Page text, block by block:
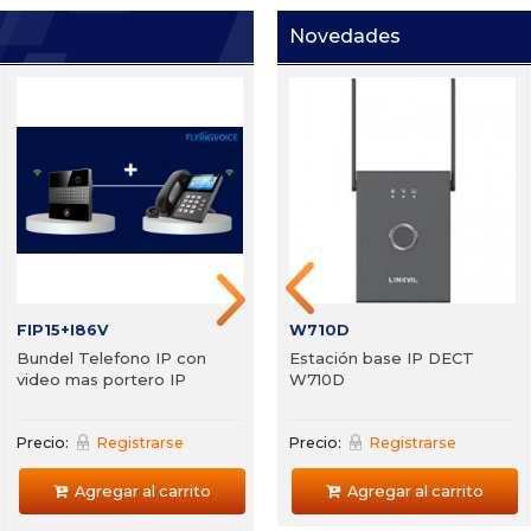
FIP15+I86V
Bundel Telefono IP con
video mas portero IP
Precio: Registrarse
Agregar al carrito
i63+I53
Precio: Registrarse
Agregar al carrito
Novedades
Portero IP con sensor de
Precio: Registrarse
W710D
Estación base IP DECT
W710D
Precio: Registrarse
Agregar al carrito